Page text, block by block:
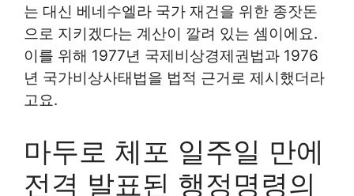
는 대신 베네수엘라 국가 재건을 위한 종잣돈
으로 지키겠다는 계산이 깔려 있는 셈이에요.
이를 위해 1977년 국제비상경제권법과 1976
년 국가비상사태법을 법적 근거로 제시했더라
고요.
마두로 체포 일주일 만에
전격 발표된 행정명령의